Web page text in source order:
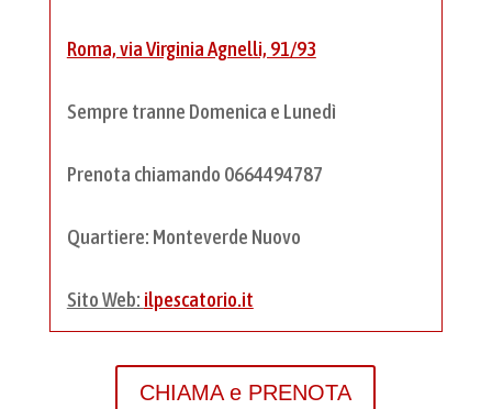
Roma, via Virginia Agnelli, 91/93
Sempre tranne Domenica e Lunedì
Prenota chiamando 0664494787
Quartiere: Monteverde Nuovo
Sito Web: ilpescatorio.it
CHIAMA e PRENOTA